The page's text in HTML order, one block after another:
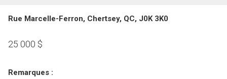
Rue Marcelle-Ferron, Chertsey, QC, J0K 3K0
25 000 $
Remarques :